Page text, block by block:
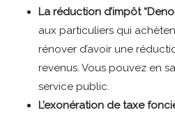
La réduction d’impôt
aux particuliers qui
rénover d’avoir une
revenus. Vous pouvez en
service public.
L’exonération de taxe